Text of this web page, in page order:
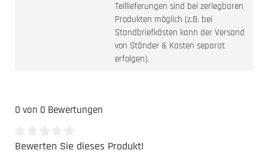
Teillieferungen sind bei zerlegbaren
Produkten möglich (z.B. bei
Standbriefkästen kann der Versand
von Ständer & Kasten separat
erfolgen).
0 von 0 Bewertungen
Durchschnittliche Bewertung von 0 von 5 Sternen
Bewerten Sie dieses Produkt!